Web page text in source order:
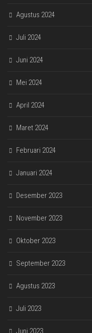
Agustus 2024
Juli 2024
Juni 2024
Mei 2024
April 2024
Maret 2024
Februari 2024
Januari 2024
Desember 2023
November 2023
Oktober 2023
September 2023
Agustus 2023
Juli 2023
Juni 2023